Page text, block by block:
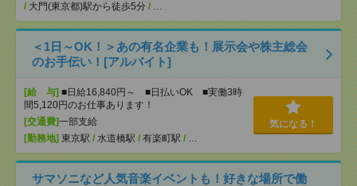
/ 大門(東京都)駅から徒歩5分 / …
＜1日～OK！＞あの有名企業も！展示会や株主総会
のお手伝い！[アルバイト]
[給 与] ■日給16,840円～ ■日払いOK ■実働3時
間5,120円のお仕事あります！
[交通費]一部支給
[勤務地] 東京駅 / 水道橋駅 / 有楽町駅 / …
気になる！
サマソニなど人気音楽イベントも！好きな場所で働